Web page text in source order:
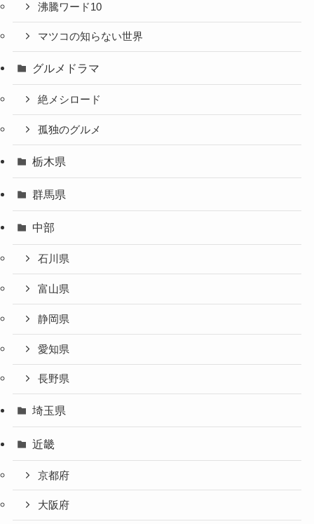
沸騰ワード10
マツコの知らない世界
グルメドラマ
絶メシロード
孤独のグルメ
栃木県
群馬県
中部
石川県
富山県
静岡県
愛知県
長野県
埼玉県
近畿
京都府
大阪府